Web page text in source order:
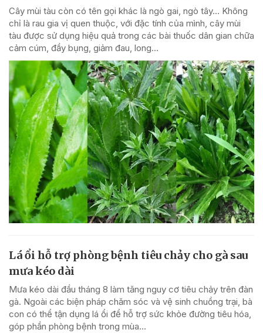
Cây mùi tàu còn có tên gọi khác là ngò gai, ngò tây… Không
chỉ là rau gia vị quen thuộc, với đặc tính của mình, cây mùi
tàu được sử dụng hiệu quả trong các bài thuốc dân gian chữa
cảm cúm, đầy bụng, giảm đau, long...
Lá ổi hỗ trợ phòng bệnh tiêu chảy cho gà sau
mưa kéo dài
Mưa kéo dài đầu tháng 8 làm tăng nguy cơ tiêu chảy trên đàn
gà. Ngoài các biện pháp chăm sóc và vệ sinh chuồng trại, bà
con có thể tận dụng lá ổi để hỗ trợ sức khỏe đường tiêu hóa,
góp phần phòng bệnh trong mùa...